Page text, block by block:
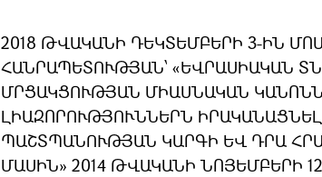
2018 ԹՎԱԿԱՆԻ ԴԵԿՏԵՄԲԵՐԻ 3-ԻՆ
ՀԱՆՐԱՊԵՏՈՒԹՅԱՆ՝ «ԵՎՐԱՍԻԱԿԱՆ
ՄՐՑԱԿՑՈՒԹՅԱՆ ՄԻԱՍՆԱԿԱՆ
ԼԻԱԶՈՐՈՒԹՅՈՒՆՆԵՐՆ
ՊԱՇՏՊԱՆՈՒԹՅԱՆ ԿԱՐԳԻ ԵՎ ԴՐԱ
ՄԱՍԻՆ» 2014 ԹՎԱԿԱՆԻ ՆՈՅԵՄԲԵՐԻ